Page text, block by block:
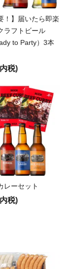
！】届いたら即楽
ラフトビール
to Party）3本
税)
レーセット
税)